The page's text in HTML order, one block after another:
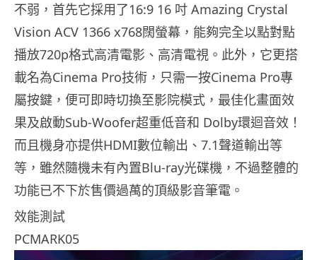
不弱，首先它採用了16:9 16 吋 Amazing Crystal
Vision ACV 1366 x768闊螢幕，能夠完全以點對點
播放720p格式高清電影、高清電視。此外，它更搭
載名為Cinema Pro技術，只需一按Cinema Pro專
屬按鍵，便可即時切換至影院模式，最佳化畫面效
果及啟動Sub-Woofer超重低音和 Dolby環迴音效！
而且機身亦提供HDMI數位輸出、7.1聲道輸出等
等，雖然隨機未有內置Blu-ray光碟機，不過整體的
功能已不下於售價過萬的頂級影音筆電。
效能測試
PCMARK05